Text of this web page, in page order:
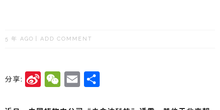
5 年 AGO ADD COMMENT
分享: Si
n
W
e
E
m